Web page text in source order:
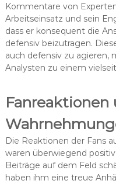
Kommentare von
Arbeitseinsatz und sein
dass er konsequent die
defensiv beizutragen.
auch defensiv zu agieren,
Analysten zu einem
Fanreaktionen
Die Reaktionen der Fans
waren überwiegend
Beiträge auf dem Feld
haben ihm eine treue